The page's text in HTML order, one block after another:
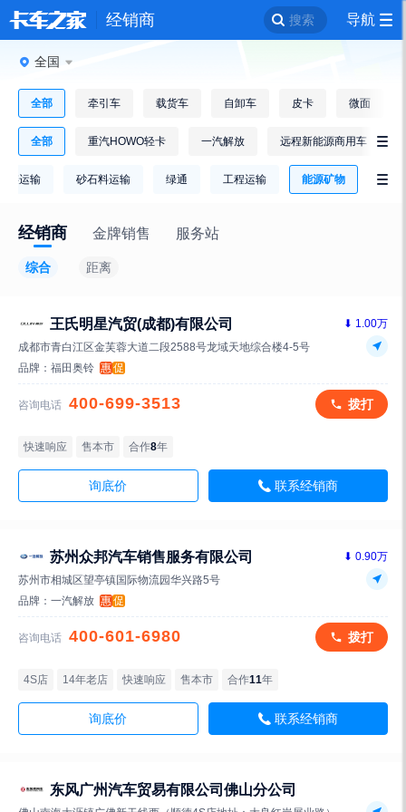
经销商 搜索 导航
全国
全部 牵引车 载货车 自卸车 皮卡 微面
全部 重汽HOWO轻卡 一汽解放 远程新能源商用车 
链运输 砂石料运输 绿通 工程运输 能源矿物 
经销商 金牌销售 服务站
综合 距离
王氏明星汽贸(成都)有限公司
⬇ 1.00万
成都市青白江区金芙蓉大道二段2588号龙域天地综合楼4-5号
品牌： 福田奥铃 惠促
咨询电话 400-699-3513 拨打
快速响应 售本市 合作8年
询底价 联系经销商
苏州众邦汽车销售服务有限公司
⬇ 0.90万
苏州市相城区望亭镇国际物流园华兴路5号
品牌： 一汽解放 惠促
咨询电话 400-601-6980 拨打
4S店 14年老店 快速响应 售本市 合作11年
询底价 联系经销商
东风广州汽车贸易有限公司佛山分公司